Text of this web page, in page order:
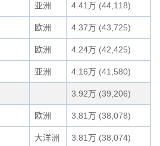
亚洲 4.41万 (44,118)
欧洲 4.37万 (43,725)
欧洲 4.24万 (42,425)
亚洲 4.16万 (41,580)
3.92万 (39,206)
欧洲 3.81万 (38,078)
大洋洲 3.81万 (38,074)